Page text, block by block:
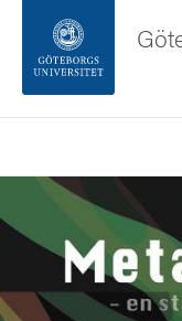
Sidfoten
Om webbplatsen
Bild